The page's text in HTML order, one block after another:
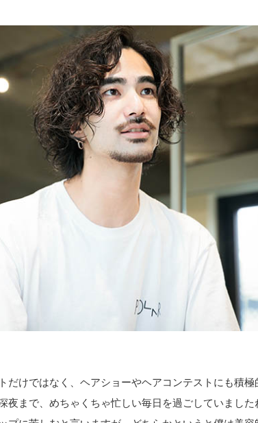
だけではなく、ヘアショーやヘアコンテストにも積極
夜まで、めちゃくちゃ忙しい毎日を過ごしていました